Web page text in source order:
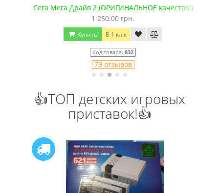
Сега Мега Драйв 2 (ОРИГИНАЛЬНОЕ качество!)
1 250.00 грн.
Купить! В 1 клік
Код товара:832
79 отзывов
👍ТОП детских игровых
приставок!👍